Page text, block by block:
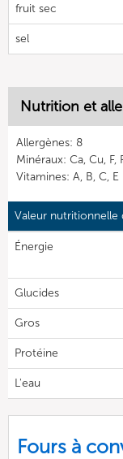
fruit sec
sel
Nutrition et
Allergènes: 8
Minéraux: Ca, Cu, F,
Vitamines: A, B, C, E
Valeur
Énergie
Glucides
Gros
Protéine
L'eau
Fours à